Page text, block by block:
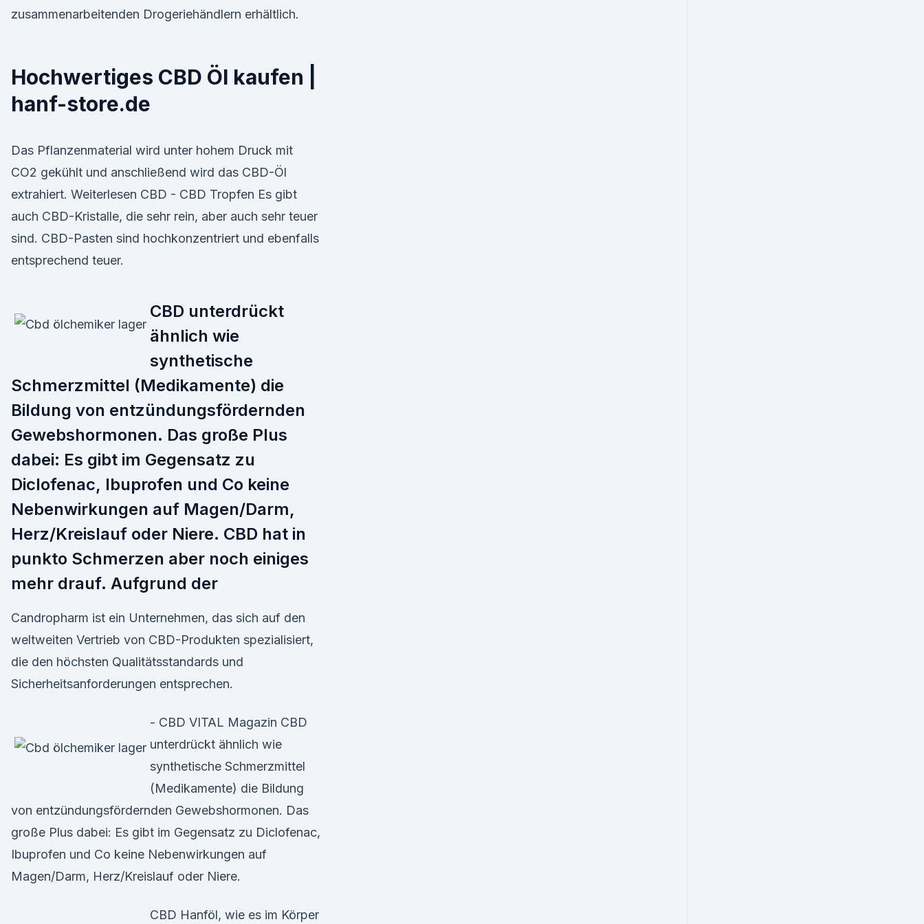
zusammenarbeitenden Drogeriehändlern erhältlich.
Hochwertiges CBD Öl kaufen |
hanf-store.de
Das Pflanzenmaterial wird unter hohem Druck mit
CO2 gekühlt und anschließend wird das CBD-Öl
extrahiert. Weiterlesen CBD - CBD Tropfen Es gibt
auch CBD-Kristalle, die sehr rein, aber auch sehr teuer
sind. CBD-Pasten sind hochkonzentriert und ebenfalls
entsprechend teuer.
CBD unterdrückt
ähnlich wie
synthetische
Schmerzmittel (Medikamente) die
Bildung von entzündungsfördernden
Gewebshormonen. Das große Plus
dabei: Es gibt im Gegensatz zu
Diclofenac, Ibuprofen und Co keine
Nebenwirkungen auf Magen/Darm,
Herz/Kreislauf oder Niere. CBD hat in
punkto Schmerzen aber noch einiges
mehr drauf. Aufgrund der
Candropharm ist ein Unternehmen, das sich auf den
weltweiten Vertrieb von CBD-Produkten spezialisiert,
die den höchsten Qualitätsstandards und
Sicherheitsanforderungen entsprechen.
- CBD VITAL Magazin CBD
unterdrückt ähnlich wie
synthetische Schmerzmittel
(Medikamente) die Bildung
von entzündungsfördernden Gewebshormonen. Das
große Plus dabei: Es gibt im Gegensatz zu Diclofenac,
Ibuprofen und Co keine Nebenwirkungen auf
Magen/Darm, Herz/Kreislauf oder Niere.
CBD Hanföl, wie es im Körper